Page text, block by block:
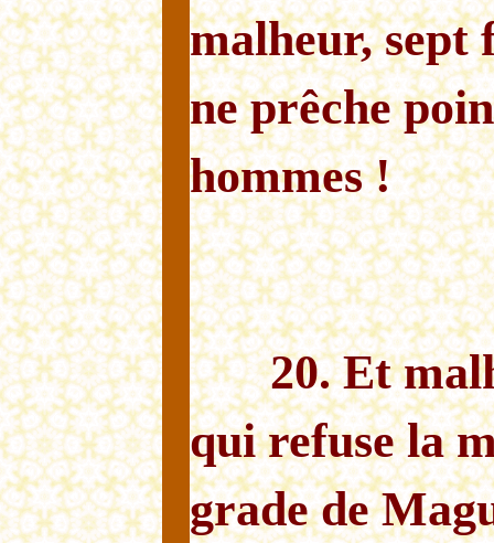
malheur, sept
ne prêche
hommes !
20. Et
qui refuse la
grade de